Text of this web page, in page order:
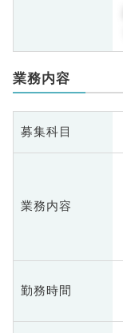
業務内容
募集科目
業務内容
勤務時間